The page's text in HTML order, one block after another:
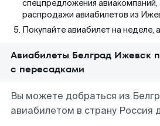
спецпредложения авиакомпаний,
распродажи авиабилетов из
Покупайте авиабилет на неделе,
Авиабилеты Белград Ижевск
с пересадками
Вы можете добраться из
авиабилетом в страну Россия